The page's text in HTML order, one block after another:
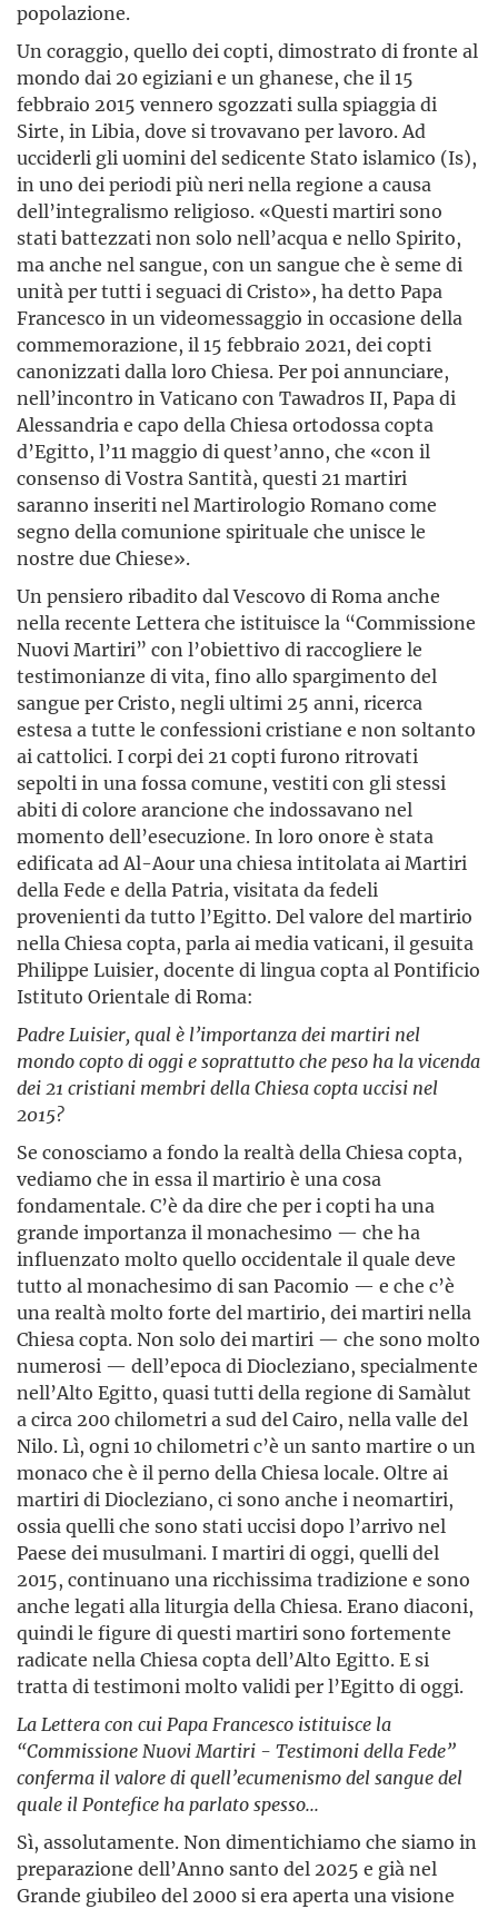
popolazione.
Un coraggio, quello dei copti, dimostrato di fronte al
mondo dai 20 egiziani e un ghanese, che il 15
febbraio 2015 vennero sgozzati sulla spiaggia di
Sirte, in Libia, dove si trovavano per lavoro. Ad
ucciderli gli uomini del sedicente Stato islamico (Is),
in uno dei periodi più neri nella regione a causa
dell’integralismo religioso. «Questi martiri sono
stati battezzati non solo nell’acqua e nello Spirito,
ma anche nel sangue, con un sangue che è seme di
unità per tutti i seguaci di Cristo», ha detto Papa
Francesco in un videomessaggio in occasione della
commemorazione, il 15 febbraio 2021, dei copti
canonizzati dalla loro Chiesa. Per poi annunciare,
nell’incontro in Vaticano con Tawadros II, Papa di
Alessandria e capo della Chiesa ortodossa copta
d’Egitto, l’11 maggio di quest’anno, che «con il
consenso di Vostra Santità, questi 21 martiri
saranno inseriti nel Martirologio Romano come
segno della comunione spirituale che unisce le
nostre due Chiese».
Un pensiero ribadito dal Vescovo di Roma anche
nella recente Lettera che istituisce la “Commissione
Nuovi Martiri” con l’obiettivo di raccogliere le
testimonianze di vita, fino allo spargimento del
sangue per Cristo, negli ultimi 25 anni, ricerca
estesa a tutte le confessioni cristiane e non soltanto
ai cattolici. I corpi dei 21 copti furono ritrovati
sepolti in una fossa comune, vestiti con gli stessi
abiti di colore arancione che indossavano nel
momento dell’esecuzione. In loro onore è stata
edificata ad Al-Aour una chiesa intitolata ai Martiri
della Fede e della Patria, visitata da fedeli
provenienti da tutto l’Egitto. Del valore del martirio
nella Chiesa copta, parla ai media vaticani, il gesuita
Philippe Luisier, docente di lingua copta al Pontificio
Istituto Orientale di Roma:
Padre Luisier, qual è l’importanza dei martiri nel
mondo copto di oggi e soprattutto che peso ha la vicenda
dei 21 cristiani membri della Chiesa copta uccisi nel
2015?
Se conosciamo a fondo la realtà della Chiesa copta,
vediamo che in essa il martirio è una cosa
fondamentale. C’è da dire che per i copti ha una
grande importanza il monachesimo — che ha
influenzato molto quello occidentale il quale deve
tutto al monachesimo di san Pacomio — e che c’è
una realtà molto forte del martirio, dei martiri nella
Chiesa copta. Non solo dei martiri — che sono molto
numerosi — dell’epoca di Diocleziano, specialmente
nell’Alto Egitto, quasi tutti della regione di Samàlut
a circa 200 chilometri a sud del Cairo, nella valle del
Nilo. Lì, ogni 10 chilometri c’è un santo martire o un
monaco che è il perno della Chiesa locale. Oltre ai
martiri di Diocleziano, ci sono anche i neomartiri,
ossia quelli che sono stati uccisi dopo l’arrivo nel
Paese dei musulmani. I martiri di oggi, quelli del
2015, continuano una ricchissima tradizione e sono
anche legati alla liturgia della Chiesa. Erano diaconi,
quindi le figure di questi martiri sono fortemente
radicate nella Chiesa copta dell’Alto Egitto. E si
tratta di testimoni molto validi per l’Egitto di oggi.
La Lettera con cui Papa Francesco istituisce la
“Commissione Nuovi Martiri - Testimoni della Fede”
conferma il valore di quell’ecumenismo del sangue del
quale il Pontefice ha parlato spesso...
Sì, assolutamente. Non dimentichiamo che siamo in
preparazione dell’Anno santo del 2025 e già nel
Grande giubileo del 2000 si era aperta una visione